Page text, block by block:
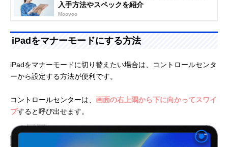
入手方法やスペックを紹介
Moovoo
iPadをマナーモードにする方法
iPadをマナーモードに切り替えたい場合は、コントロールセンタ
ーから設定する方法が便利です。
コントロールセンターは、 画面の右上隅から下に向かってスワイ
プすると呼び出せます。